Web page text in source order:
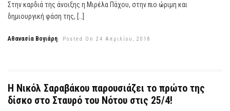
Στην καρδιά της άνοιξης η Μιρέλα Πάχου, στην πιο ώριμη και
δημιουργική φάση της, […]
Αθανασία Βογιάρη Posted On 24 Απριλίου, 2018
Η Νικόλ Σαραβάκου παρουσιάζει το πρώτο της
δίσκο στο Σταυρό του Νότου στις 25/4!